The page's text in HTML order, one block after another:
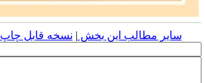
سایر مطالب این بخش | نسخه قابل چاپ|